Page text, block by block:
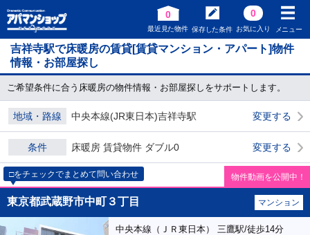
0
最近見た物件 保存した条件
0
お気に入り メニュー
吉祥寺駅で床暖房の賃貸[賃貸マンション・アパート]物件
情報・お部屋探し
ご希望条件に合う床暖房の物件情報・お部屋探しをサポートします。
地域・路線 中央本線(JR東日本)吉祥寺駅 変更する
条件 床暖房 賃貸物件 ダブル0 変更する
□をチェックでまとめて問い合わせ 物件動画を公開中！
東京都武蔵野市中町３丁目 マンション
中央本線（ＪＲ東日本） 三鷹駅/徒歩14分